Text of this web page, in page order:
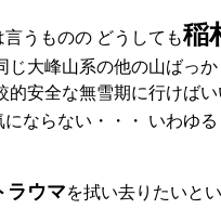
うものの どうしても稲
じ大峰山系の他の山ばっ
的安全な無雪期に行けば
ならない・・・ いわゆる
ラウマを拭い去りたいと